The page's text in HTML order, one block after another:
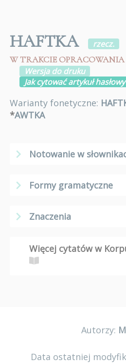
HAFTKA rzecz.
W TRAKCIE OPRACOWANIA
Wersja do druku
Jak cytować artykuł hasłowy
Warianty fonetyczne:
*AWTKA
Notowanie w
Formy gramatyczne
Znaczenia
Więcej cytatów w
Autorzy:
Data ostatniej